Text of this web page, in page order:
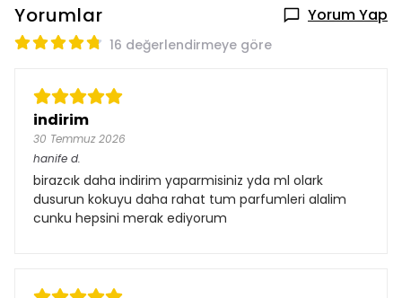
Yorumlar Yorum Yap
16 değerlendirmeye göre
indirim
30 Temmuz 2026
hanife d.
birazcık daha indirim yaparmisiniz yda ml olark
dusurun kokuyu daha rahat tum parfumleri alalim
cunku hepsini merak ediyorum